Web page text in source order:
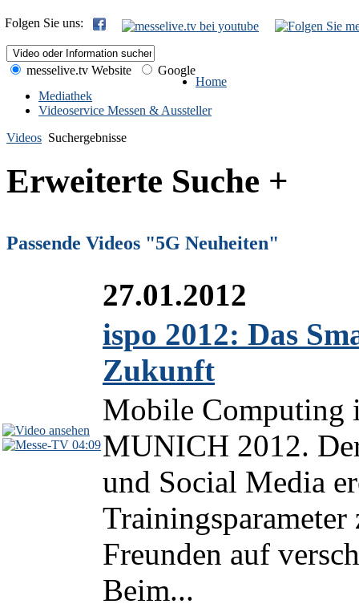
Folgen Sie uns:
messelive.tv Website
Google
Home
Mediathek
Videoservice Messen & Aussteller
Videos Suchergebnisse
Erweiterte Suche +
Passende Videos "5G Neuheiten"
04:09
27.01.2012
ispo 2012: Das
Zukunft
Mobile Computing
MUNICH 2012.
und Social Media
Freunden auf
Beim...